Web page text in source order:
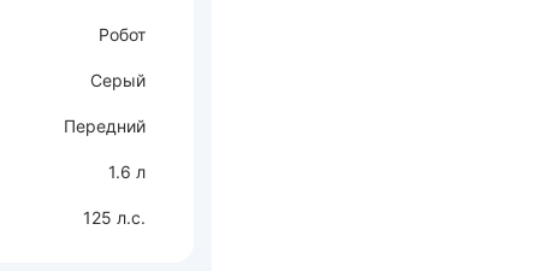
Робот
Серый
Передний
1.6 л
125 л.с.